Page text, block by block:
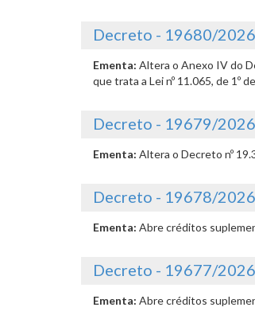
Decreto - 19680/2026
Ementa: Altera o Anexo IV do
que trata a Lei nº 11.065, de 1º
Decreto - 19679/2026
Ementa: Altera o Decreto nº
Decreto - 19678/2026
Ementa: Abre créditos
Decreto - 19677/2026
Ementa: Abre créditos